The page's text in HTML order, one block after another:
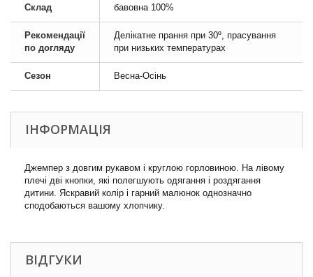
Склад бавовна 100%
Рекомендації
по догляду
Делікатне прання при 30º, прасування
при низьких температурах
Сезон Весна-Осінь
ІНФОРМАЦІЯ
Джемпер з довгим рукавом і круглою горловиною. На лівому
плечі дві кнопки, які полегшують одягання і роздягання
дитини. Яскравий колір і гарний малюнок однозначно
сподобаються вашому хлопчику.
ВІДГУКИ